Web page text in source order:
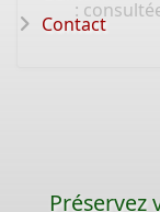
:
Contact
Préservez